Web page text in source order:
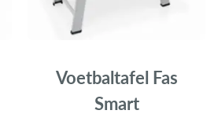
Voetbaltafel Fas
Smart